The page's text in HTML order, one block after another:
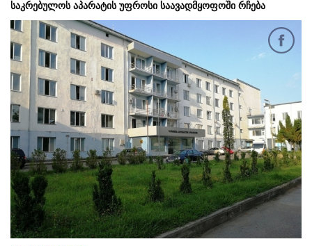
საკრებულოს აპარატის უფროსი საავადმყოფოში რჩება